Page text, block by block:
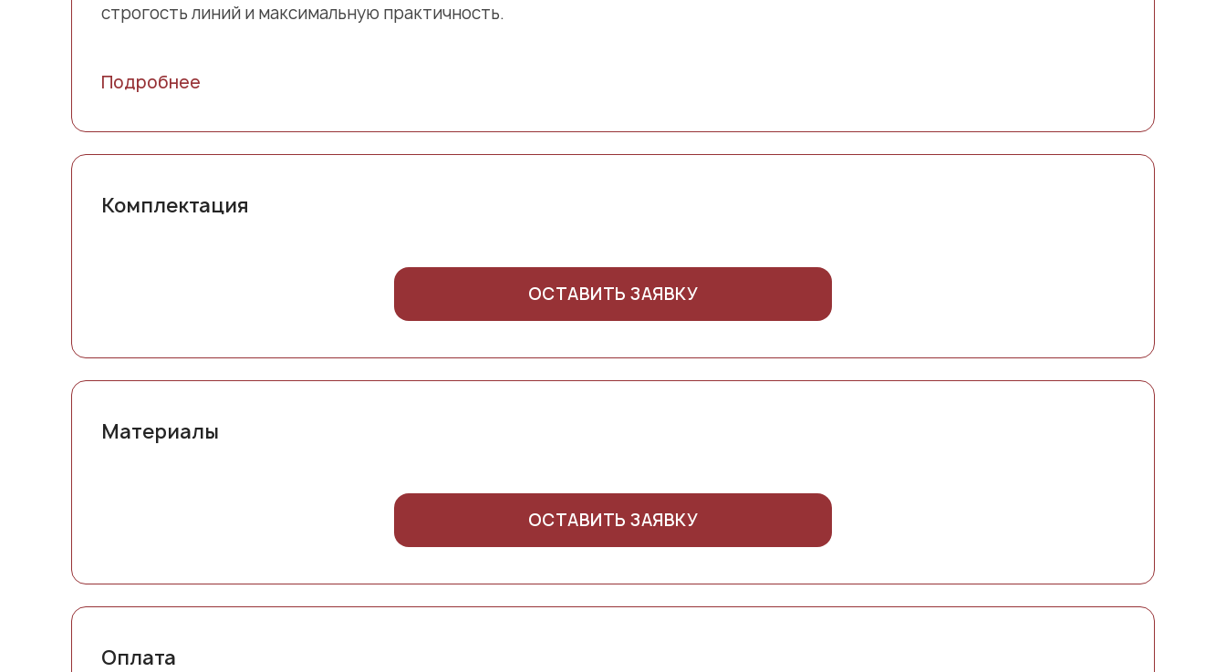
строгость линий и максимальную практичность.
Подробнее
Комплектация
ОСТАВИТЬ ЗАЯВКУ
Материалы
ОСТАВИТЬ ЗАЯВКУ
Оплата